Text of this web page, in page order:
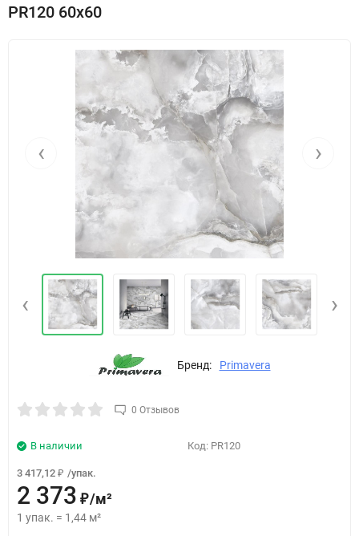
PR120 60x60
‹ ›
‹ ›
Бренд: Primavera
0 Отзывов
Код: PR120
В наличии
3 417,12 ₽ /упак.
2 373 ₽/м²
1 упак. = 1,44 м²